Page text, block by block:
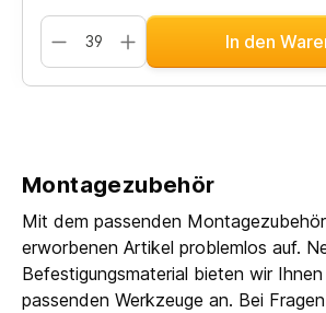
In den
Montagezubehör
Mit dem passenden
erworbenen Artikel problemlos auf.
Befestigungsmaterial bieten wir
passenden Werkzeuge an. Bei